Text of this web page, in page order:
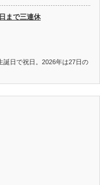
まで三連休
日で祝日。2026年は27日の